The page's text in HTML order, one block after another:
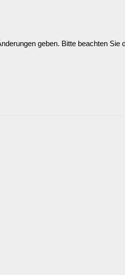
geben. Bitte beachten Sie